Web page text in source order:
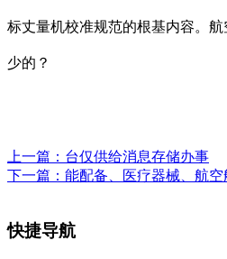
标丈量机校准规范的根基内容。
少的？
上一篇： 台仅供给消息存储办事
下一篇： 能配备、医疗器械、航
快捷导航